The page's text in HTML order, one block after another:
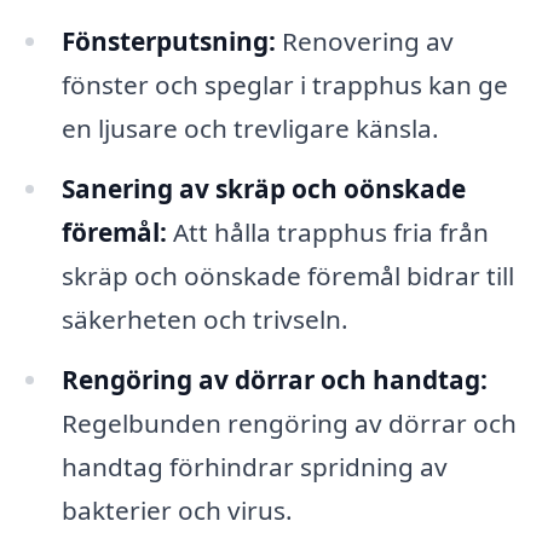
Fönsterputsning: Renovering av
fönster och speglar i trapphus kan ge
en ljusare och trevligare känsla.
Sanering av skräp och oönskade
föremål: Att hålla trapphus fria från
skräp och oönskade föremål bidrar till
säkerheten och trivseln.
Rengöring av dörrar och handtag:
Regelbunden rengöring av dörrar och
handtag förhindrar spridning av
bakterier och virus.